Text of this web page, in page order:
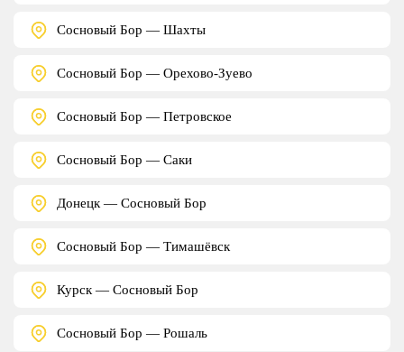
Сосновый Бор — Шахты
Сосновый Бор — Орехово-Зуево
Сосновый Бор — Петровское
Сосновый Бор — Саки
Донецк — Сосновый Бор
Сосновый Бор — Тимашёвск
Курск — Сосновый Бор
Сосновый Бор — Рошаль